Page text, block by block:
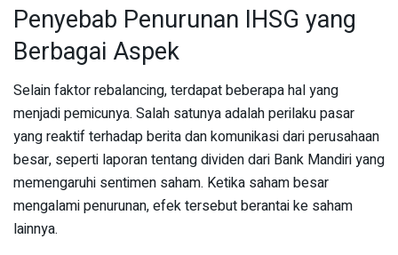
Penyebab Penurunan IHSG yang
Berbagai Aspek
Selain faktor rebalancing, terdapat beberapa hal yang
menjadi pemicunya. Salah satunya adalah perilaku pasar
yang reaktif terhadap berita dan komunikasi dari perusahaan
besar, seperti laporan tentang dividen dari Bank Mandiri yang
memengaruhi sentimen saham. Ketika saham besar
mengalami penurunan, efek tersebut berantai ke saham
lainnya.